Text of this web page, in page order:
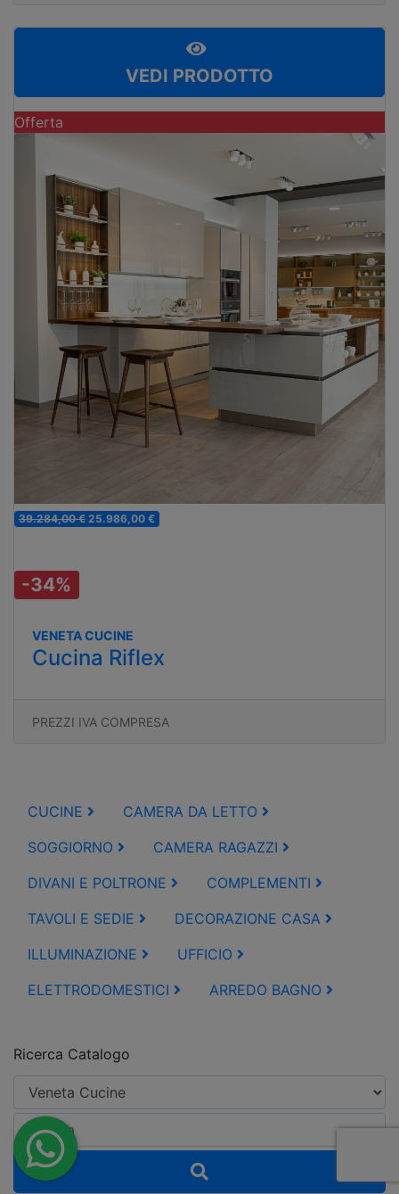
VEDI PRODOTTO
Offerta
39.284,00 €25.986,00 €
-34%
VENETA CUCINE
Cucina Riflex
PREZZI IVA COMPRESA
CUCINE
CAMERA DA LETTO
SOGGIORNO
CAMERA RAGAZZI
DIVANI E POLTRONE
COMPLEMENTI
TAVOLI E SEDIE
DECORAZIONE CASA
ILLUMINAZIONE
UFFICIO
ELETTRODOMESTICI
ARREDO BAGNO
Ricerca Catalogo